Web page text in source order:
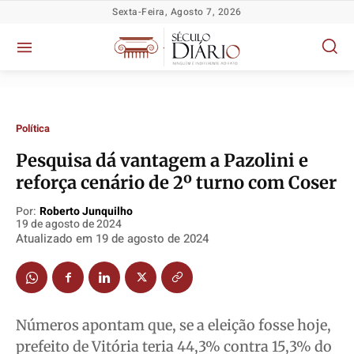
Socioeconômicas
TV Século
Justiça
Educação
Segurança
Meio Ambiente
Socioeconômicas
TV Século
Justiça
Educação
Segurança
Meio Ambiente
Socioeconômicas
TV Século
Justiça
Educação
Segurança
Meio Ambiente
Socioeconômicas
TV Século
Justiça
Educação
Segurança
Meio Ambiente
Sexta-Feira, Agosto 7, 2026
Política
Pesquisa dá vantagem a Pazolini e
reforça cenário de 2º turno com Coser
Por: Roberto Junquilho
19 de agosto de 2024
Atualizado em 19 de agosto de 2024
Números apontam que, se a eleição fosse hoje,
prefeito de Vitória teria 44,3% contra 15,3% do